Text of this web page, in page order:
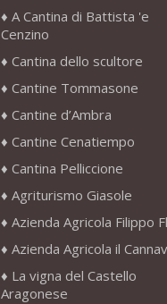
A Cantina di Battista 'e
Cenzino
Cantina dello scultore
Cantine Tommasone
Cantine d’Ambra
Cantine Cenatiempo
Cantina Pelliccione
Agriturismo Giasole
Azienda Agricola Filippo
Azienda Agricola il
La vigna del Castello
Aragonese